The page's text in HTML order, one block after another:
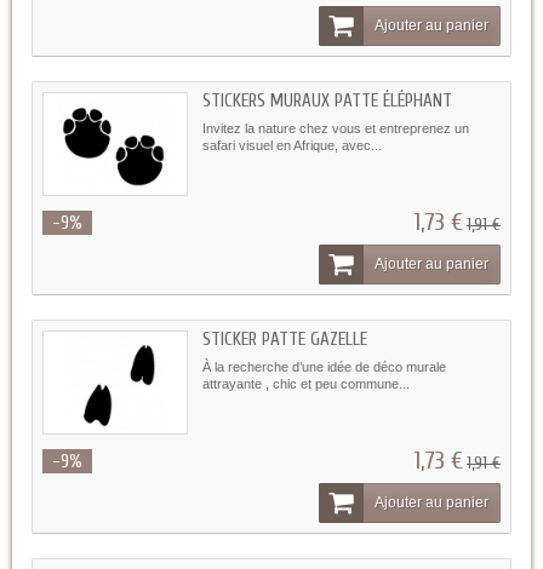
Ajouter au panier
STICKERS MURAUX PATTE ÉLÉPHANT
Invitez la nature chez vous et entreprenez un
safari visuel en Afrique, avec...
-9% 1,73 €1,91 €
Ajouter au panier
STICKER PATTE GAZELLE
À la recherche d’une idée de déco murale
attrayante , chic et peu commune...
-9% 1,73 €1,91 €
Ajouter au panier